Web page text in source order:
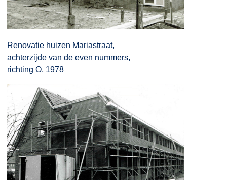
Renovatie huizen Mariastraat,
achterzijde van de even nummers,
richting O, 1978